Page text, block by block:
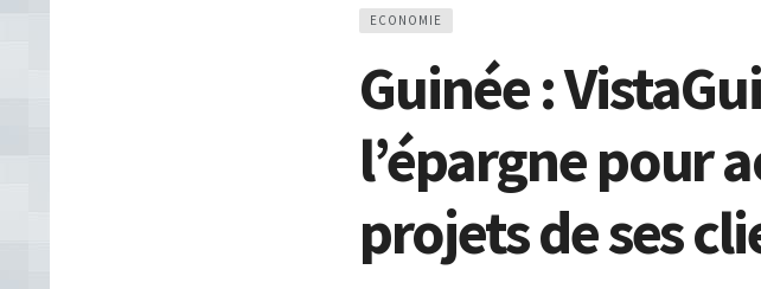
ECONOMIE
Guinée :
l’épargne pour
projets de ses